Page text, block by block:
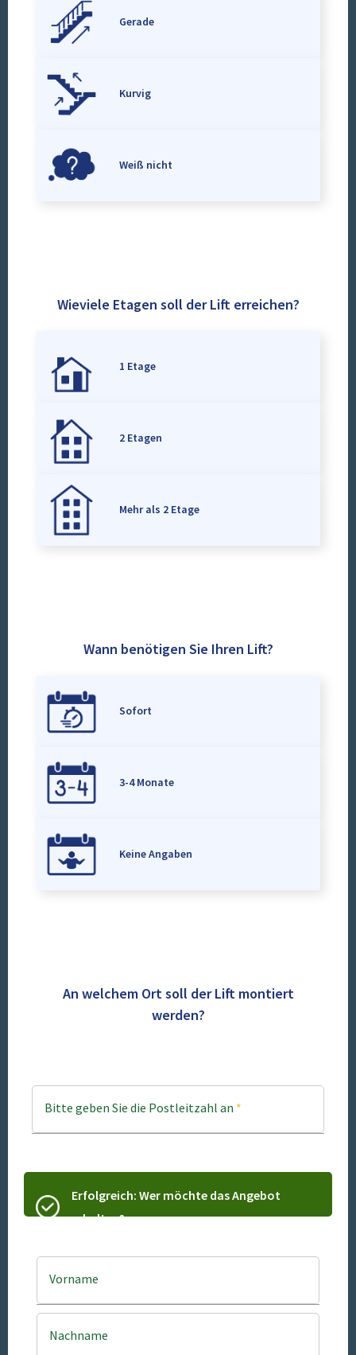
Gerade
Kurvig
Weiß nicht
Wieviele Etagen soll der Lift erreichen?
1 Etage
2 Etagen
Mehr als 2 Etage
Wann benötigen Sie Ihren Lift?
Sofort
3-4 Monate
Keine Angaben
An welchem Ort soll der Lift montiert
werden?
Bitte geben Sie die Postleitzahl an *
Erfolgreich: Wer möchte das Angebot
erhalten?
Vorname
Nachname